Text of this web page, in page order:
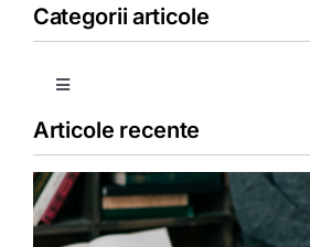
Categorii articole
Toggle
Copii
Detoxifiere
Articole recente